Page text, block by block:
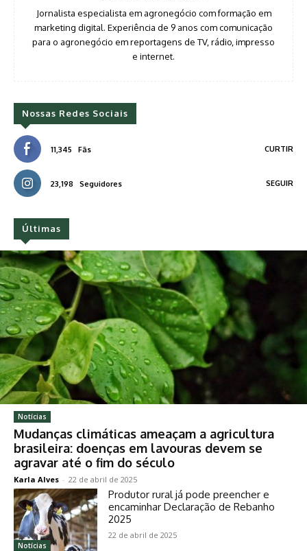
Jornalista especialista em agronegócio com formação em
marketing digital. Experiência de 9 anos com comunicação
para o agronegócio em reportagens de TV, rádio, impresso
e internet.
Nossas Redes Sociais
11,345 Fãs CURTIR
23,198 Seguidores SEGUIR
Últimas
Notícias
Mudanças climáticas ameaçam a agricultura
brasileira: doenças em lavouras devem se
agravar até o fim do século
Karla Alves - 22 de abril de 2025
Notícias
Produtor rural já pode preencher e
encaminhar Declaração de Rebanho
2025
22 de abril de 2025